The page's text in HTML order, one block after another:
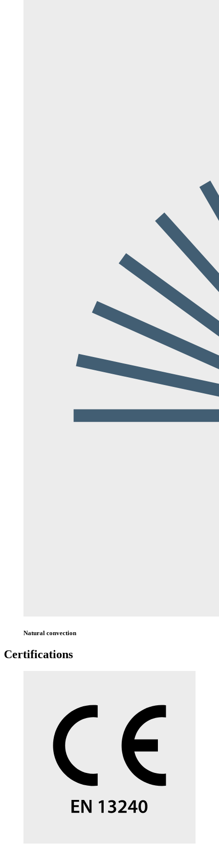
Natural convection
Certifications